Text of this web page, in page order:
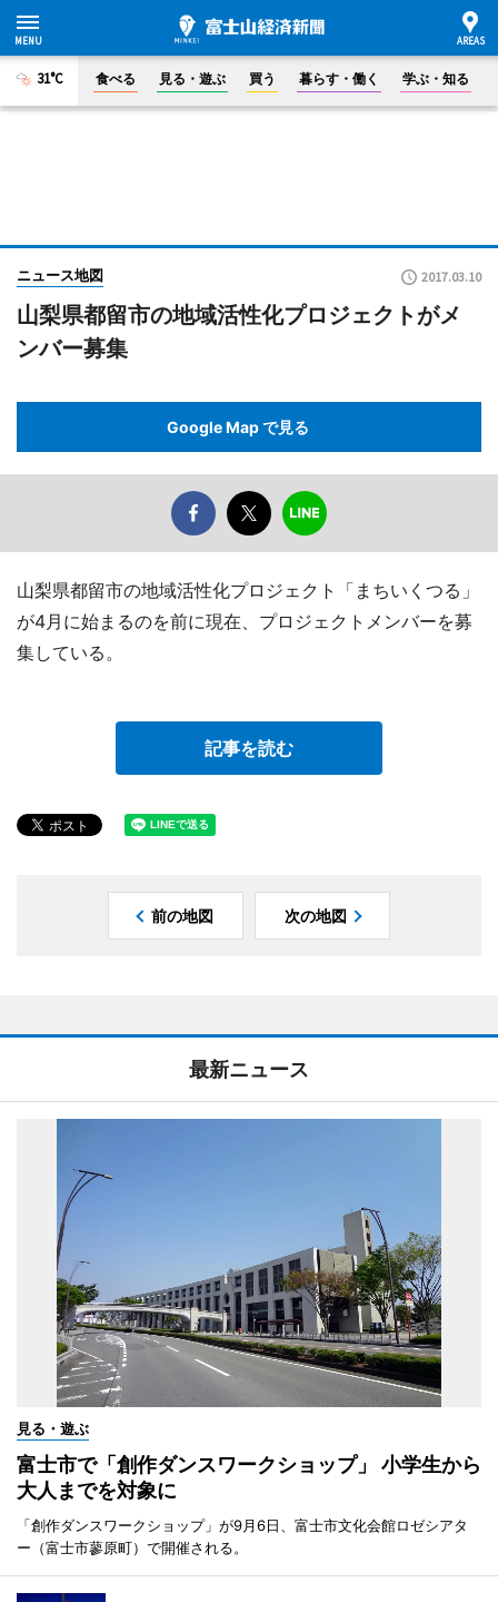
31°C 食べる 見る・遊ぶ 買う 暮らす・働く 学ぶ・知る
ニュース地図 2017.03.10
山梨県都留市の地域活性化プロジェクトがメ
ンバー募集
Google Map で見る
山梨県都留市の地域活性化プロジェクト「まちいくつる」
が4月に始まるのを前に現在、プロジェクトメンバーを募
集している。
記事を読む
前の地図 次の地図
最新ニュース
見る・遊ぶ
富士市で「創作ダンスワークショップ」 小学生から
大人までを対象に
「創作ダンスワークショップ」が9月6日、富士市文化会館ロゼシアタ
ー（富士市蓼原町）で開催される。